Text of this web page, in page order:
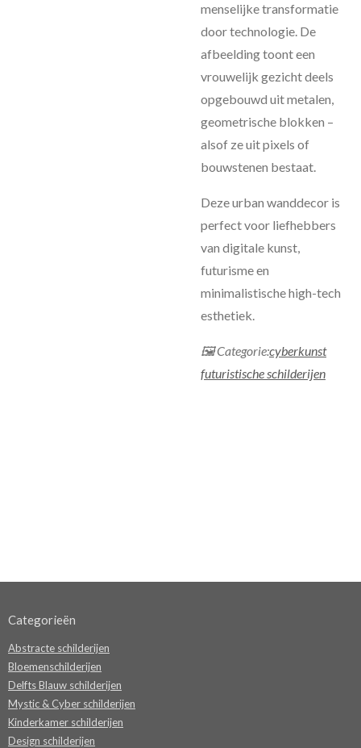
menselijke transformatie
door technologie. De
afbeelding toont een
vrouwelijk gezicht deels
opgebouwd uit metalen,
geometrische blokken –
alsof ze uit pixels of
bouwstenen bestaat.
Deze urban wanddecor is
perfect voor liefhebbers
van digitale kunst,
futurisme en
minimalistische high-tech
esthetiek.
🖼 Categorie:cyberkunst
futuristische schilderijen
Categorieën
Abstracte schilderijen
Bloemenschilderijen
Delfts Blauw schilderijen
Mystic & Cyber schilderijen
Kinderkamer schilderijen
Design schilderijen